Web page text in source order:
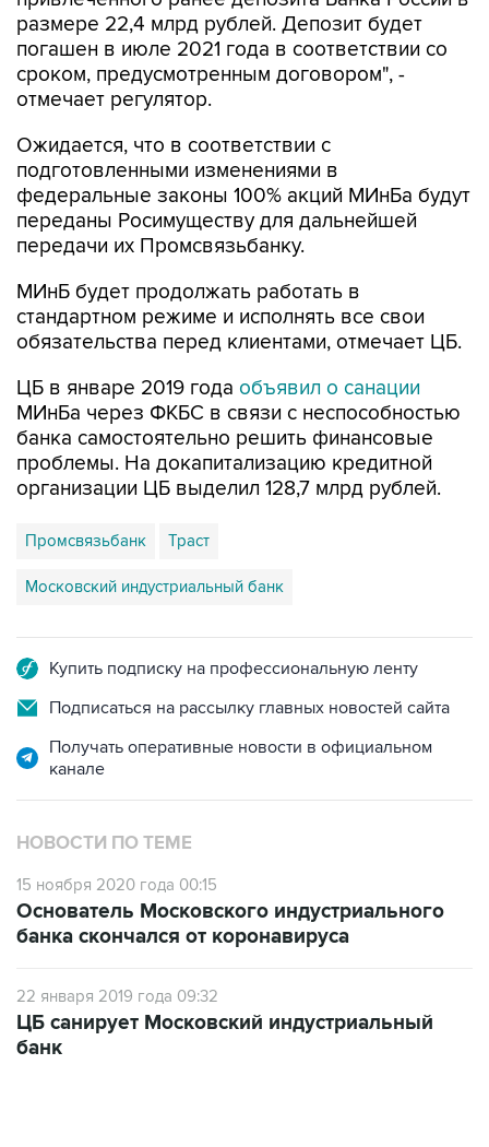
размере 22,4 млрд рублей. Депозит будет
погашен в июле 2021 года в соответствии со
сроком, предусмотренным договором", -
отмечает регулятор.
Ожидается, что в соответствии с
подготовленными изменениями в
федеральные законы 100% акций МИнБа будут
переданы Росимуществу для дальнейшей
передачи их Промсвязьбанку.
МИнБ будет продолжать работать в
стандартном режиме и исполнять все свои
обязательства перед клиентами, отмечает ЦБ.
ЦБ в январе 2019 года объявил о санации
МИнБа через ФКБС в связи с неспособностью
банка самостоятельно решить финансовые
проблемы. На докапитализацию кредитной
организации ЦБ выделил 128,7 млрд рублей.
Промсвязьбанк Траст
Московский индустриальный банк
Купить подписку на профессиональную ленту
Подписаться на рассылку главных новостей сайта
Получать оперативные новости в официальном
канале
НОВОСТИ ПО ТЕМЕ
15 ноября 2020 года 00:15
Основатель Московского индустриального
банка скончался от коронавируса
22 января 2019 года 09:32
ЦБ санирует Московский индустриальный
банк